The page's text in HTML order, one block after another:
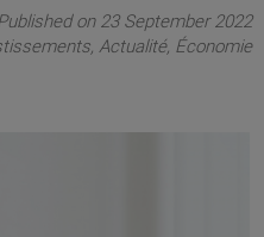
on 23 September 2022
Actualité Économie